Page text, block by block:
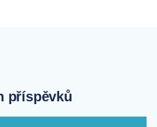
příspěvků